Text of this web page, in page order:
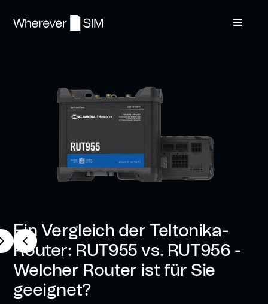
Ein Vergleich der Teltonika-
Router: RUT955 vs. RUT956 -
Welcher Router ist für Sie
geeignet?